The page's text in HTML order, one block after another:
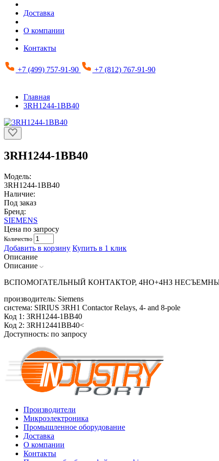
Доставка
О компании
Контакты
+7 (499) 757-91-90 +7 (812) 767-91-90
Главная
3RH1244-1BB40
3RH1244-1BB40
Модель:
3RH1244-1BB40
Наличие:
Под заказ
Бренд:
SIEMENS
Цена по запросу
Количество
Добавить в корзину Купить в 1 клик
Описание
Описание
ВСПОМОГАТЕЛЬНЫЙ КОНТАКТОР, 4НO+4НЗ
производитель: Siemens
система: SIRIUS 3RH1 Contactor Relays, 4- and 8-pole
Код 1: 3RH1244-1BB40
Код 2: 3RH12441BB40<
Доступность: по запросу
Производители
Микроэлектроника
Промышленное оборудование
Доставка
О компании
Контакты